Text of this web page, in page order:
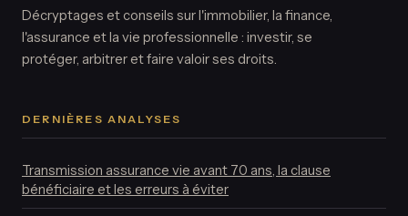
Décryptages et conseils sur l'immobilier, la finance,
l'assurance et la vie professionnelle : investir, se
protéger, arbitrer et faire valoir ses droits.
DERNIÈRES ANALYSES
Transmission assurance vie avant 70 ans, la clause
bénéficiaire et les erreurs à éviter